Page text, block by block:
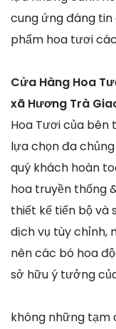
cung ứng đáng tin
phẩm hoa tươi
Cửa Hàng Hoa
xã Hương Trà
Hoa Tươi của bên
lựa chọn đa chủng
quý khách hoàn
hoa truyền thống
thiết kế tiến bộ và
dịch vụ tùy chỉnh,
nên các bó hoa
sở hữu ý tưởng
không những tạm